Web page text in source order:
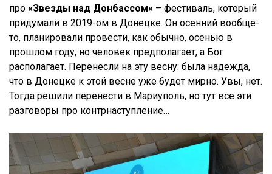
про «Звезды над Донбассом» – фестиваль, который
придумали в 2019-ом в Донецке. Он осенний вообще-
то, планировали провести, как обычно, осенью в
прошлом году, но человек предполагает, а Бог
располагает. Перенесли на эту весну: была надежда,
что в Донецке к этой весне уже будет мирно. Увы, нет.
Тогда решили перенести в Мариуполь, но тут все эти
разговоры про контрнаступление…